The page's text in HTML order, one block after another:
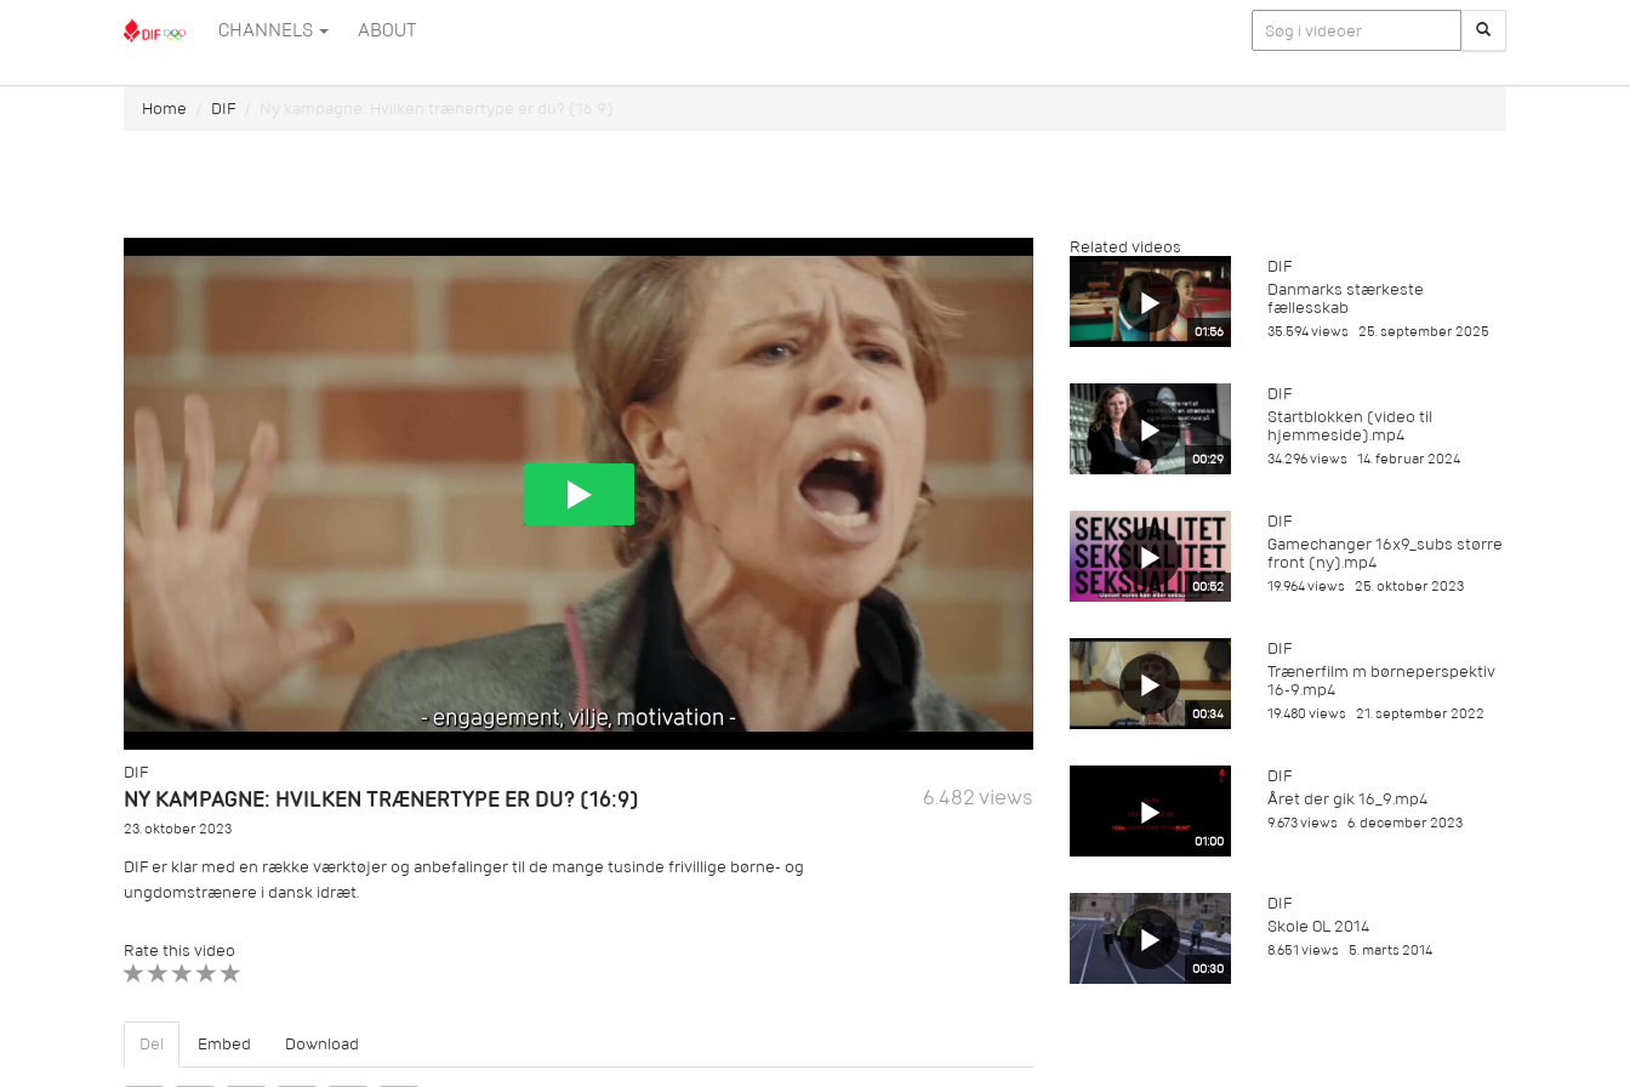
CHANNELS ABOUT
Home DIF Ny kampagne: Hvilken trænertype er du? (16:9)
DIF
NY KAMPAGNE: HVILKEN TRÆNERTYPE ER DU? (16:9) 6.482 views
23. oktober 2023
DIF er klar med en række værktøjer og anbefalinger til de mange tusinde frivillige børne- og
ungdomstrænere i dansk idræt.
Rate this video
Del Embed Download
Related videos
01:56
DIF
Danmarks stærkeste
fællesskab
35.594 views 25. september 2025
00:29
DIF
Startblokken (video til
hjemmeside).mp4
34.296 views 14. februar 2024
00:52
DIF
Gamechanger 16x9_subs større
front (ny).mp4
19.964 views 25. oktober 2023
00:34
DIF
Trænerfilm m børneperspektiv
16-9.mp4
19.480 views 21. september 2022
01:00
DIF
Året der gik 16_9.mp4
9.673 views 6. december 2023
00:30
DIF
Skole OL 2014
8.651 views 5. marts 2014